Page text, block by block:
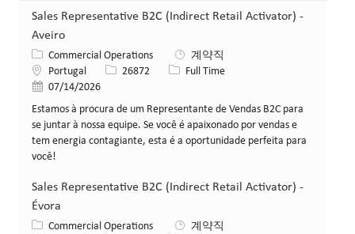
Sales Representative B2C (Indirect Retail Activator) -
Aveiro
카테고리
Commercial Operations
계약직
위치Portugal Job ID26872 Job 유형Full Time
게시일07/14/2026
Estamos à procura de um Representante de Vendas B2C para
se juntar à nossa equipe. Se você é apaixonado por vendas e
tem energia contagiante, esta é a oportunidade perfeita para
você!
Sales Representative B2C (Indirect Retail Activator) -
Évora
카테고리
Commercial Operations
계약직